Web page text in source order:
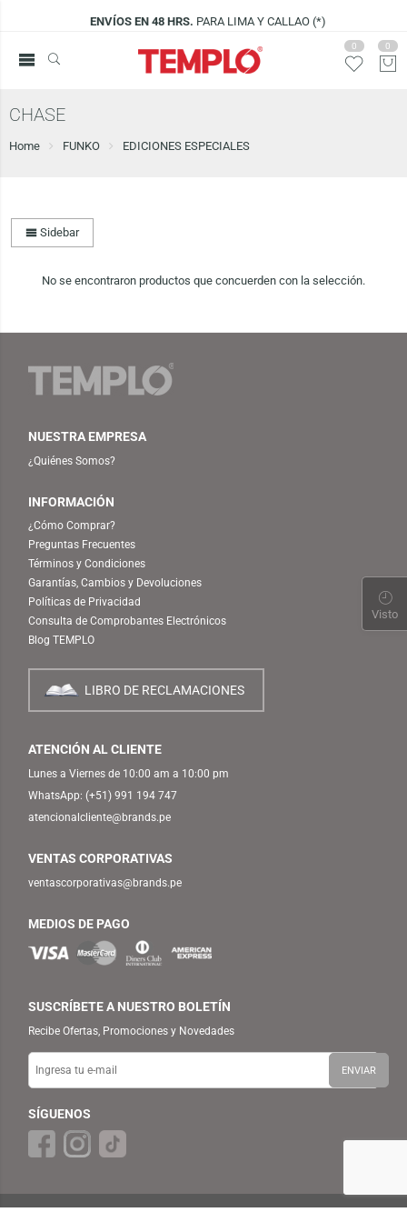
ENVÍOS EN 48 HRS. PARA LIMA Y CALLAO (*)
0 0
CHASE
Home FUNKO EDICIONES ESPECIALES
Sidebar
No se encontraron productos que concuerden con la selección.
NUESTRA EMPRESA
¿Quiénes Somos?
INFORMACIÓN
¿Cómo Comprar?
Preguntas Frecuentes
Términos y Condiciones
Garantías, Cambios y Devoluciones
Políticas de Privacidad
Consulta de Comprobantes Electrónicos
Blog TEMPLO
LIBRO DE RECLAMACIONES
ATENCIÓN AL CLIENTE
Lunes a Viernes de 10:00 am a 10:00 pm
WhatsApp: (+51) 991 194 747
atencionalcliente@brands.pe
VENTAS CORPORATIVAS
ventascorporativas@brands.pe
MEDIOS DE PAGO
SUSCRÍBETE A NUESTRO BOLETÍN
Recibe Ofertas, Promociones y Novedades
SÍGUENOS
Visto